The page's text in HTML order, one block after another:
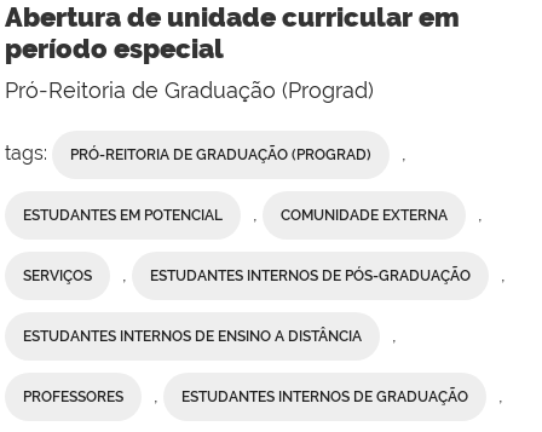
Abertura de unidade curricular em
período especial
Pró-Reitoria de Graduação (Prograd)
tags: PRÓ-REITORIA DE GRADUAÇÃO (PROGRAD) ,
ESTUDANTES EM POTENCIAL , COMUNIDADE EXTERNA ,
SERVIÇOS , ESTUDANTES INTERNOS DE PÓS-GRADUAÇÃO ,
ESTUDANTES INTERNOS DE ENSINO A DISTÂNCIA ,
PROFESSORES , ESTUDANTES INTERNOS DE GRADUAÇÃO ,